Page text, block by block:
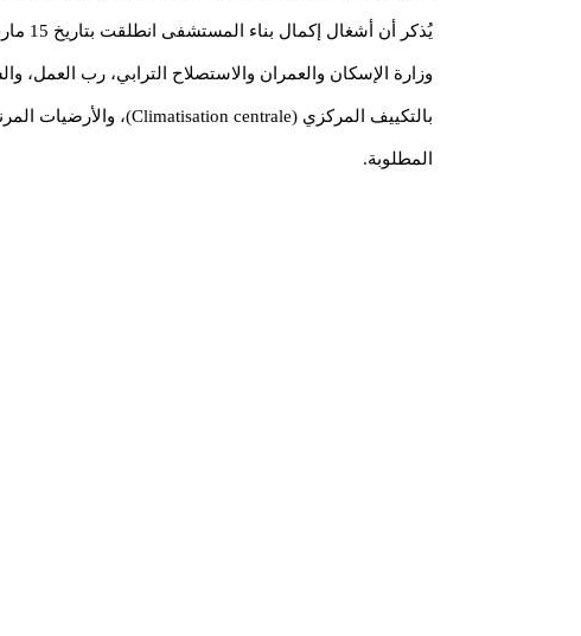
وزارة الإسكان والعمران والاستصلاح الترابي، رب العمل،
المطلوبة.